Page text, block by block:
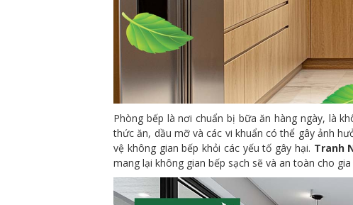
Phòng bếp là nơi chuẩn bị bữa ăn hàng ngày, là
thức ăn, dầu mỡ và các vi khuẩn có thể gây ảnh
vệ không gian bếp khỏi các yếu tố gây hại. Tranh
mang lại không gian bếp sạch sẽ và an toàn cho gia